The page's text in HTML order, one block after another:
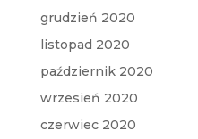
grudzień 2020
listopad 2020
październik 2020
wrzesień 2020
czerwiec 2020